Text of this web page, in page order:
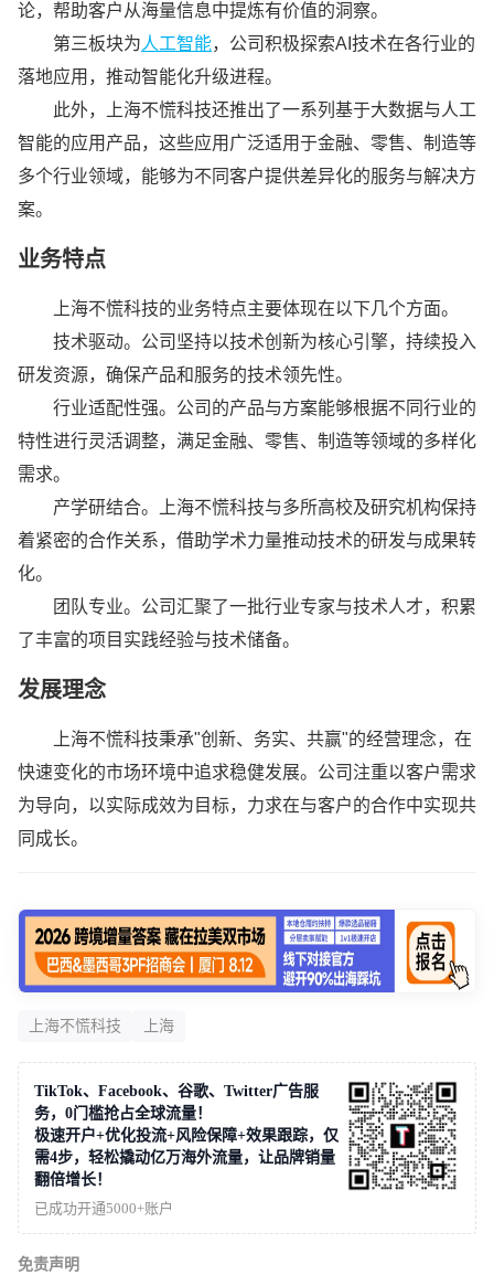
论，帮助客户从海量信息中提炼有价值的洞察。
第三板块为人工智能，公司积极探索AI技术在各行业的
落地应用，推动智能化升级进程。
此外，上海不慌科技还推出了一系列基于大数据与人工
智能的应用产品，这些应用广泛适用于金融、零售、制造等
多个行业领域，能够为不同客户提供差异化的服务与解决方
案。
业务特点
上海不慌科技的业务特点主要体现在以下几个方面。
技术驱动。公司坚持以技术创新为核心引擎，持续投入
研发资源，确保产品和服务的技术领先性。
行业适配性强。公司的产品与方案能够根据不同行业的
特性进行灵活调整，满足金融、零售、制造等领域的多样化
需求。
产学研结合。上海不慌科技与多所高校及研究机构保持
着紧密的合作关系，借助学术力量推动技术的研发与成果转
化。
团队专业。公司汇聚了一批行业专家与技术人才，积累
了丰富的项目实践经验与技术储备。
发展理念
上海不慌科技秉承"创新、务实、共赢"的经营理念，在
快速变化的市场环境中追求稳健发展。公司注重以客户需求
为导向，以实际成效为目标，力求在与客户的合作中实现共
同成长。
上海不慌科技 上海
TikTok、Facebook、谷歌、Twitter广告服
务，0门槛抢占全球流量！
极速开户+优化投流+风险保障+效果跟踪，仅
需4步，轻松撬动亿万海外流量，让品牌销量
翻倍增长！
已成功开通5000+账户
免责声明